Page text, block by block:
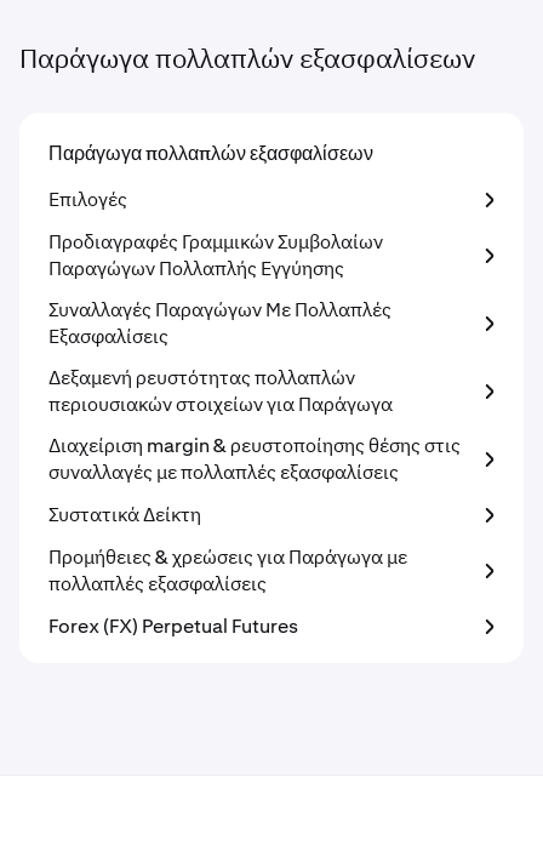
Παράγωγα πολλαπλών εξασφαλίσεων
Παράγωγα πολλαπλών εξασφαλίσεων
Επιλογές
Προδιαγραφές Γραμμικών Συμβολαίων
Παραγώγων Πολλαπλής Εγγύησης
Συναλλαγές Παραγώγων Με Πολλαπλές
Εξασφαλίσεις
Δεξαμενή ρευστότητας πολλαπλών
περιουσιακών στοιχείων για Παράγωγα
Διαχείριση margin & ρευστοποίησης θέσης στις
συναλλαγές με πολλαπλές εξασφαλίσεις
Συστατικά Δείκτη
Προμήθειες & χρεώσεις για Παράγωγα με
πολλαπλές εξασφαλίσεις
Forex (FX) Perpetual Futures